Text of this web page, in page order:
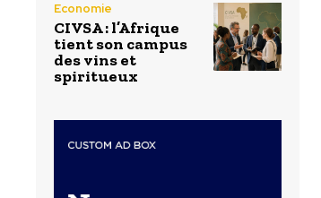
Economie
CIVSA : l’Afrique
tient son campus
des vins et
spiritueux